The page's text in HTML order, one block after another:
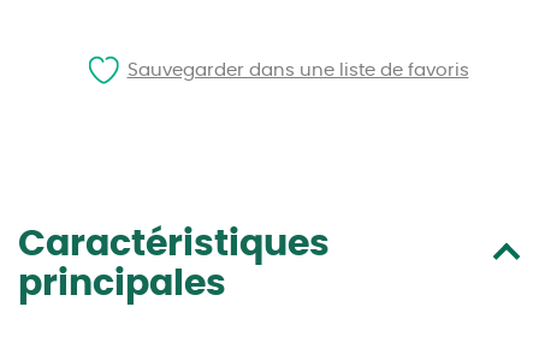
Caractéristiques
principales
Sauvegarder dans une liste de favoris